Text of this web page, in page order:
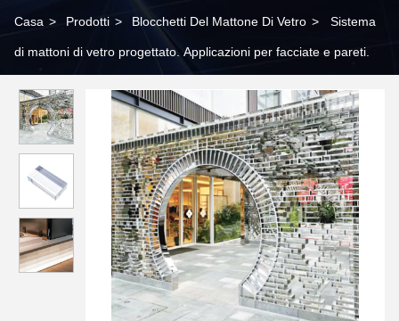
Casa > Prodotti > Blocchetti Del Mattone Di Vetro > Sistema
di mattoni di vetro progettato. Applicazioni per facciate e pareti.